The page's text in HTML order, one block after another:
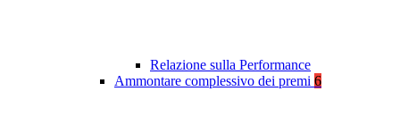
Relazione sulla Performance
Ammontare complessivo dei premi 6